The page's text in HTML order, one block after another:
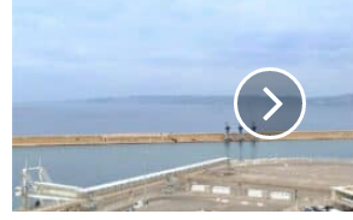
e
M
a
r
s
s
,
v
i
s